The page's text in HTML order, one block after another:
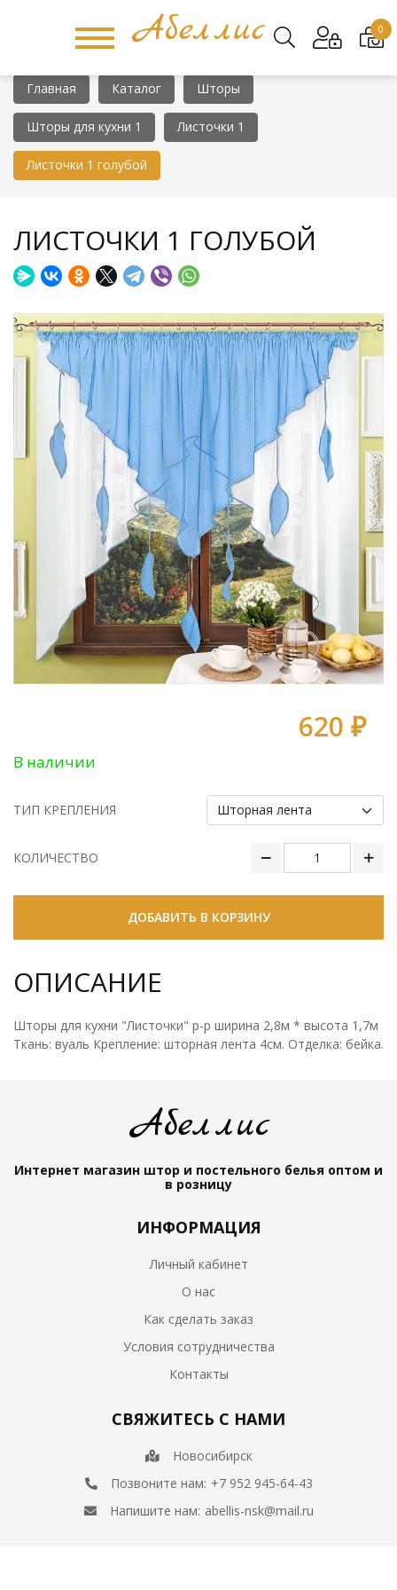
Главная Каталог Шторы
Шторы для кухни 1 Листочки 1
Листочки 1 голубой
ЛИСТОЧКИ 1 ГОЛУБОЙ
620 ₽
В наличии
ТИП КРЕПЛЕНИЯ
КОЛИЧЕСТВО
ДОБАВИТЬ В КОРЗИНУ
ОПИСАНИЕ
Шторы для кухни "Листочки" р-р ширина 2,8м * высота 1,7м
Ткань: вуаль Крепление: шторная лента 4см. Отделка: бейка.
Абеллис
Интернет магазин штор и постельного белья оптом и
в розницу
ИНФОРМАЦИЯ
Личный кабинет
О нас
Как сделать заказ
Условия сотрудничества
Контакты
СВЯЖИТЕСЬ С НАМИ
Новосибирск
Позвоните нам: +7 952 945-64-43
Напишите нам: abellis-nsk@mail.ru
0